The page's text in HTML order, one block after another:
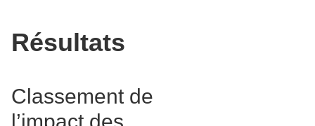
Résultats
Classement de